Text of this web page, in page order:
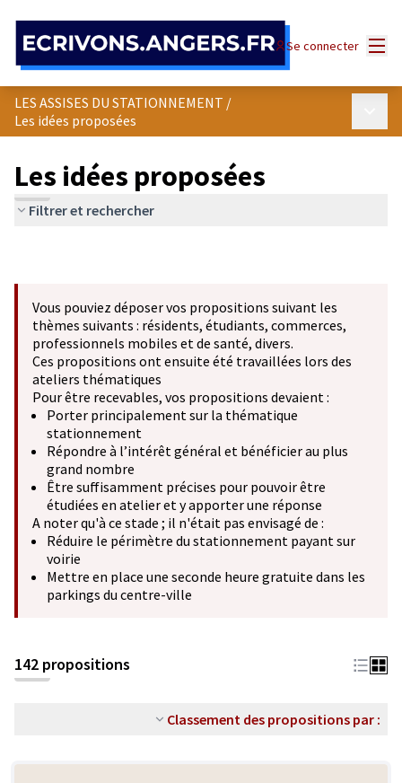
Se connecter
LES ASSISES DU STATIONNEMENT /
Les idées proposées
Les idées proposées
Filtrer et rechercher
Vous pouviez déposer vos propositions suivant les
thèmes suivants : résidents, étudiants, commerces,
professionnels mobiles et de santé, divers.
Ces propositions ont ensuite été travaillées lors des
ateliers thématiques
Pour être recevables, vos propositions devaient :
Porter principalement sur la thématique
stationnement
Répondre à l’intérêt général et bénéficier au plus
grand nombre
Être suffisamment précises pour pouvoir être
étudiées en atelier et y apporter une réponse
A noter qu'à ce stade ; il n'était pas envisagé de :
Réduire le périmètre du stationnement payant sur
voirie
Mettre en place une seconde heure gratuite dans les
parkings du centre-ville
142 propositions
Classement des propositions par :